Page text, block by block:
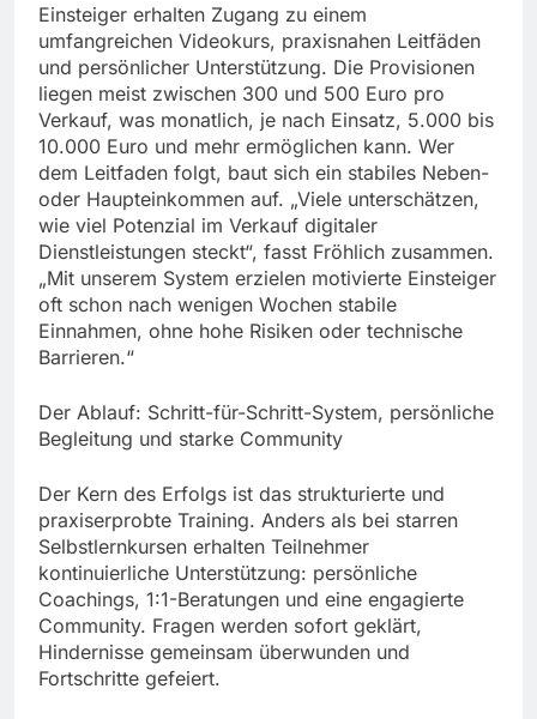
Einsteiger erhalten Zugang zu einem
umfangreichen Videokurs, praxisnahen Leitfäden
und persönlicher Unterstützung. Die Provisionen
liegen meist zwischen 300 und 500 Euro pro
Verkauf, was monatlich, je nach Einsatz, 5.000 bis
10.000 Euro und mehr ermöglichen kann. Wer
dem Leitfaden folgt, baut sich ein stabiles Neben-
oder Haupteinkommen auf. „Viele unterschätzen,
wie viel Potenzial im Verkauf digitaler
Dienstleistungen steckt“, fasst Fröhlich zusammen.
„Mit unserem System erzielen motivierte Einsteiger
oft schon nach wenigen Wochen stabile
Einnahmen, ohne hohe Risiken oder technische
Barrieren.“
Der Ablauf: Schritt-für-Schritt-System, persönliche
Begleitung und starke Community
Der Kern des Erfolgs ist das strukturierte und
praxiserprobte Training. Anders als bei starren
Selbstlernkursen erhalten Teilnehmer
kontinuierliche Unterstützung: persönliche
Coachings, 1:1-Beratungen und eine engagierte
Community. Fragen werden sofort geklärt,
Hindernisse gemeinsam überwunden und
Fortschritte gefeiert.